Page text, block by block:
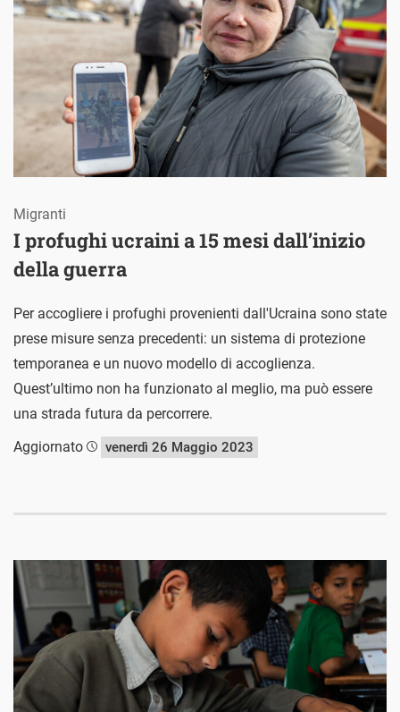
I profughi ucraini a 15 mesi dall’inizio
della guerra
Migranti
Per accogliere i profughi provenienti dall'Ucraina sono state
prese misure senza precedenti: un sistema di protezione
temporanea e un nuovo modello di accoglienza.
Quest’ultimo non ha funzionato al meglio, ma può essere
una strada futura da percorrere.
Aggiornato
venerdì 26 Maggio 2023